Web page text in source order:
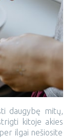
daugybę mitų,
kitoje akies
ilgai nešiosite